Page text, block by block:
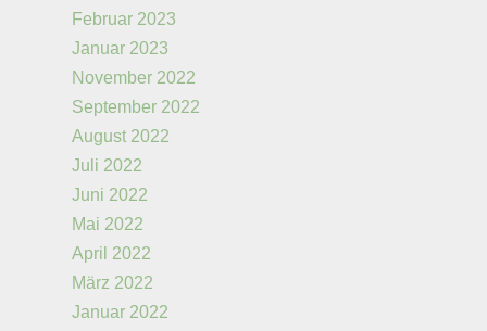
Februar 2023
Januar 2023
November 2022
September 2022
August 2022
Juli 2022
Juni 2022
Mai 2022
April 2022
März 2022
Januar 2022